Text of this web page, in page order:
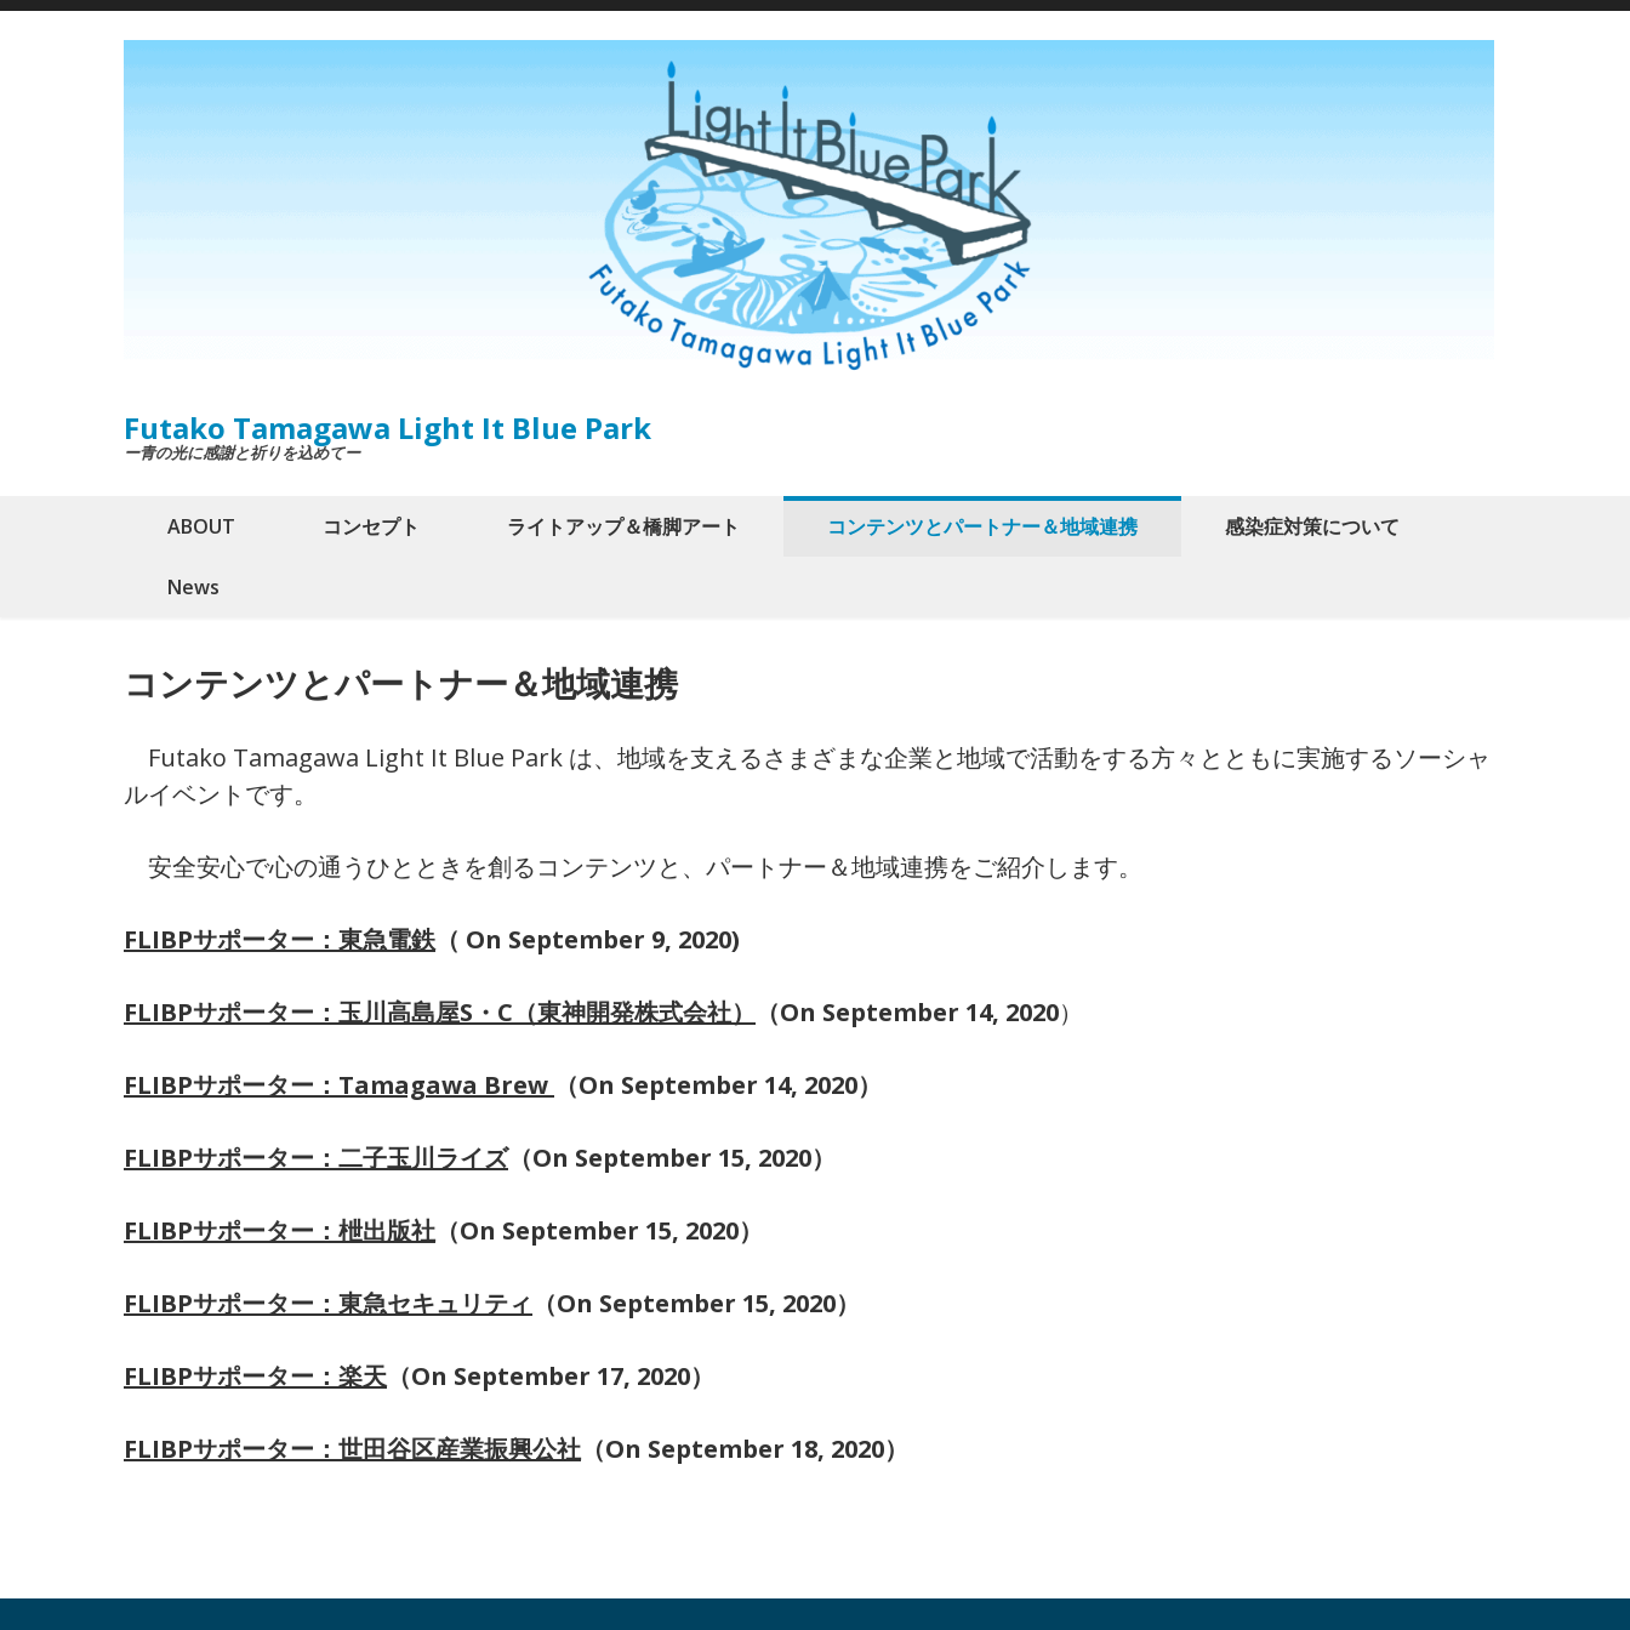
Skip
Futako Tamagawa Light It Blue Park
ー青の光に感謝と祈りを込めてー
ABOUT コンセプト ライトアップ＆橋脚アート コンテンツとパートナー＆地域連携 感染症対策について
News
コンテンツとパートナー＆地域連携
Futako Tamagawa Light It Blue Park は、地域を支えるさまざまな企業と地域で活動をする方々とともに実施するソーシャ
ルイベントです。
安全安心で心の通うひとときを創るコンテンツと、パートナー＆地域連携をご紹介します。
FLIBPサポーター：東急電鉄 （ On September 9, 2020)
FLIBPサポーター：玉川高島屋S・C（東神開発株式会社） （On September 14, 2020）
FLIBPサポーター：Tamagawa Brew （On September 14, 2020）
FLIBPサポーター：二子玉川ライズ（On September 15, 2020）
FLIBPサポーター：枻出版社 （On September 15, 2020）
FLIBPサポーター：東急セキュリティ （On September 15, 2020）
FLIBPサポーター：楽天 （On September 17, 2020）
FLIBPサポーター：世田谷区産業振興公社 （On September 18, 2020）